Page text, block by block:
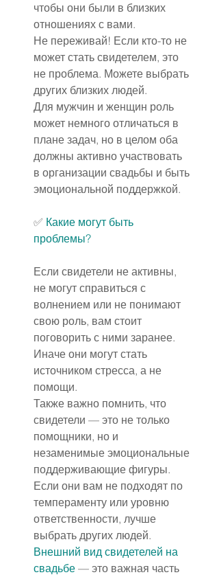
чтобы они были в близких
отношениях с вами.
Не переживай! Если кто-то не
может стать свидетелем, это
не проблема. Можете выбрать
других близких людей.
Для мужчин и женщин роль
может немного отличаться в
плане задач, но в целом оба
должны активно участвовать
в организации свадьбы и быть
эмоциональной поддержкой.
✅ Какие могут быть
проблемы?
Если свидетели не активны,
не могут справиться с
волнением или не понимают
свою роль, вам стоит
поговорить с ними заранее.
Иначе они могут стать
источником стресса, а не
помощи.
Также важно помнить, что
свидетели — это не только
помощники, но и
незаменимые эмоциональные
поддерживающие фигуры.
Если они вам не подходят по
темпераменту или уровню
ответственности, лучше
выбрать других людей.
Внешний вид свидетелей на
свадьбе — это важная часть